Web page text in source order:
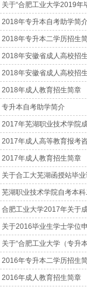
关于“合肥工业大学2019年
2018年专升本自考助学简
2018年专升本二学历招生
2018年安徽省成人高校招
2018年安徽省成人高校招
2018年成人教育招生简章
专升本自考助学简介
2017年芜湖职业技术学院
2017年成人高等教育报考
2017年成人教育招生简章
关于合工大芜湖函授站毕
芜湖职业技术学院自考本科
合肥工业大学2017年关于
关于2016毕业生学士学位
关于“合肥工业大学（专升
2016年专升本二学历招生
2016年成人教育招生简章